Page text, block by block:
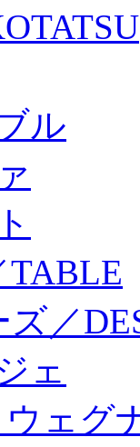
ル
／
ェ
ェグ